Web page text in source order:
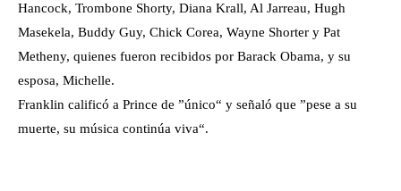
Hancock, Trombone Shorty, Diana Krall, Al Jarreau, Hugh
Masekela, Buddy Guy, Chick Corea, Wayne Shorter y Pat
Metheny, quienes fueron recibidos por Barack Obama, y su
esposa, Michelle.
Franklin calificó a Prince de ”único“ y señaló que ”pese a su
muerte, su música continúa viva“.